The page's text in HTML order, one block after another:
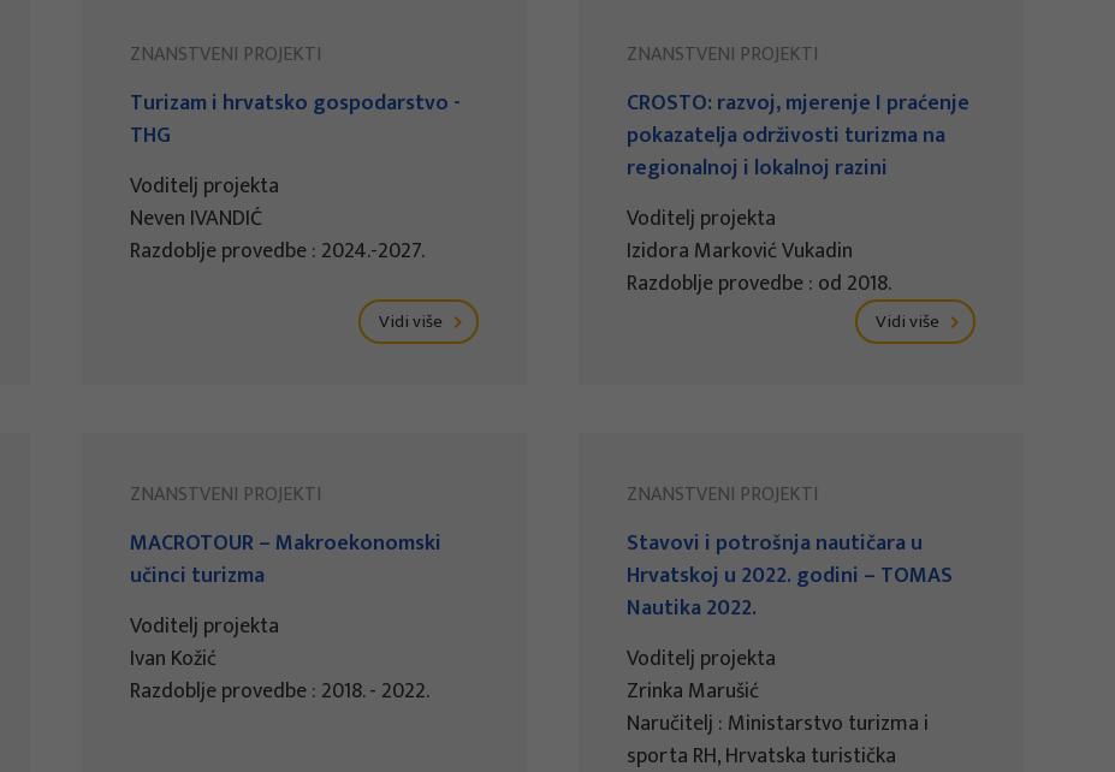
ZNANSTVENI PROJEKTI
Turizam i hrvatsko gospodarstvo -
THG
Voditelj projekta
Neven IVANDIĆ
Razdoblje provedbe : 2024.-2027.
Vidi više
ZNANSTVENI PROJEKTI
CROSTO: razvoj, mjerenje I praćenje
pokazatelja održivosti turizma na
regionalnoj i lokalnoj razini
Voditelj projekta
Izidora Marković Vukadin
Razdoblje provedbe : od 2018.
Vidi više
ZNANSTVENI PROJEKTI
MACROTOUR – Makroekonomski
učinci turizma
Voditelj projekta
Ivan Kožić
Razdoblje provedbe : 2018. - 2022.
ZNANSTVENI PROJEKTI
Stavovi i potrošnja nautičara u
Hrvatskoj u 2022. godini – TOMAS
Nautika 2022.
Voditelj projekta
Zrinka Marušić
Naručitelj : Ministarstvo turizma i
sporta RH, Hrvatska turistička